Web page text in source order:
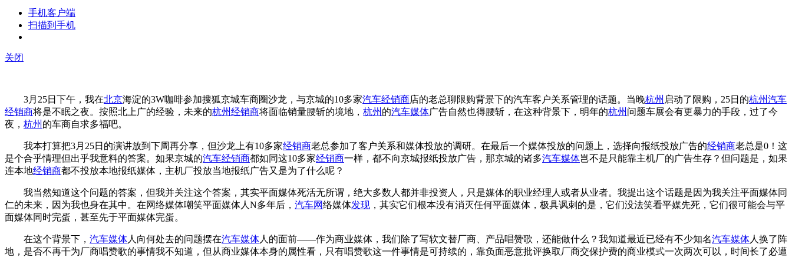
手机客户端
扫描到手机
关闭
3月25日下午，我在北京海淀的3W咖啡参加搜狐京城车商圈沙龙，与京城的10多家汽车经销商店的老总聊限购背景下的汽车客户关系管理的话题。当晚杭州 启动了限购，25日的杭州汽车
经销商将是不眠之夜。按照北上广的经验，未来的杭州经销商将面临销量腰斩的境地， 杭州 的汽车媒体广告自然也得腰斩，在这种背景下，明年的杭州 问题车展会有更暴力的手段，过了今
夜， 杭州 的车商自求多福吧。
我本打算把3月25日的演讲放到下周再分享，但沙龙上有10多家经销商老总参加了客户关系和媒体投放的调研。在最后一个媒体投放的问题上，选择向报纸投放广告的经销商老总是0！这
是个合乎情理但出乎我意料的答案。如果京城的汽车经销商都如同这10多家经销商一样，都不向京城报纸投放广告，那京城的诸多汽车媒体岂不是只能靠主机厂的广告生存？但问题是，如果
连本地经销商都不投放本地报纸媒体，主机厂投放当地报纸广告又是为了什么呢？
我当然知道这个问题的答案，但我并关注这个答案，其实平面媒体死活无所谓，绝大多数人都并非投资人，只是媒体的职业经理人或者从业者。我提出这个话题是因为我关注平面媒体同
仁的未来，因为我也身在其中。在网络媒体嘲笑平面媒体人N多年后， 汽车网络媒体发现 ，其实它们根本没有消灭任何平面媒体，极具讽刺的是，它们没法笑看平媒先死，它们很可能会与平
面媒体同时完蛋，甚至先于平面媒体完蛋。
在这个背景下， 汽车媒体人向何处去的问题摆在汽车媒体人的面前——作为商业媒体，我们除了写软文替厂商、产品唱赞歌，还能做什么？我知道最近已经有不少知名汽车媒体人换了阵
地，是否不再干为厂商唱赞歌的事情我不知道，但从商业媒体本身的属性看，只有唱赞歌这一件事情是可持续的，靠负面恶意批评换取厂商交保护费的商业模式一次两次可以，时间长了必遭